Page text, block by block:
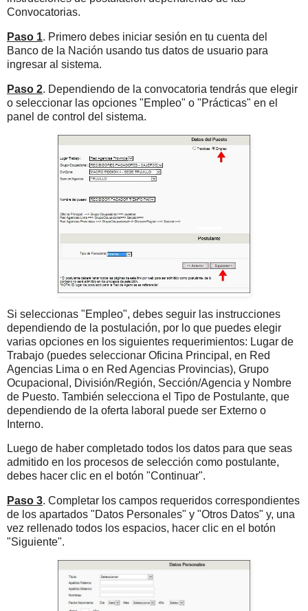
Convocatorias.
Paso 1. Primero debes iniciar sesión en tu cuenta del
Banco de la Nación usando tus datos de usuario para
ingresar al sistema.
Paso 2. Dependiendo de la convocatoria tendrás que elegir
o seleccionar las opciones "Empleo" o "Prácticas" en el
panel de control del sistema.
Si seleccionas "Empleo", debes seguir las instrucciones
dependiendo de la postulación, por lo que puedes elegir
varias opciones en los siguientes requerimientos: Lugar de
Trabajo (puedes seleccionar Oficina Principal, en Red
Agencias Lima o en Red Agencias Provincias), Grupo
Ocupacional, División/Región, Sección/Agencia y Nombre
de Puesto. También selecciona el Tipo de Postulante, que
dependiendo de la oferta laboral puede ser Externo o
Interno.
Luego de haber completado todos los datos para que seas
admitido en los procesos de selección como postulante,
debes hacer clic en el botón "Continuar".
Paso 3. Completar los campos requeridos correspondientes
de los apartados "Datos Personales" y "Otros Datos" y, una
vez rellenado todos los espacios, hacer clic en el botón
"Siguiente".